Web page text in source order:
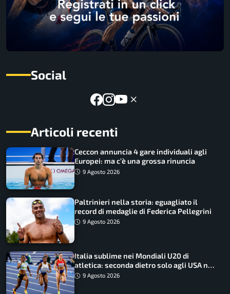
Social
Articoli recenti
Ceccon annuncia 4 gare individuali agli
Europei: ma c’è una grossa rinuncia
9 Agosto 2026
Paltrinieri nella storia: eguagliato il
record di medaglie di Federica Pellegrini
9 Agosto 2026
Italia sublime nei Mondiali U20 di
atletica: seconda dietro solo agli USA nel
medagliere
9 Agosto 2026